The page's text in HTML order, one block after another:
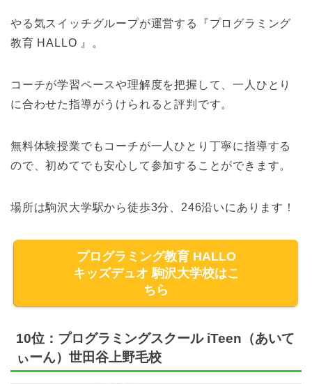
やる気スイッチグループが運営する『プログラミング
教育 HALLO 』。
コーチが学習ペースや理解度を把握して、一人ひとり
に合わせた指導がうけられると評判です。
無料体験授業でもコーチが一人ひとり丁寧に指導する
ので、初めてでも安心して参加することができます。
場所は駒沢大学駅から徒歩3分、246沿いにあります！
プログラミング教育 HALLO
キッズデュオ 駒沢大学校はこ
ちら
10位：プログラミングスクール iTeen（あいて
ぃーん）世田谷上野毛校